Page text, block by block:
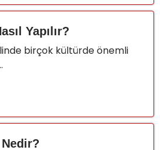
Yapılır?
birçok kültürde önemli